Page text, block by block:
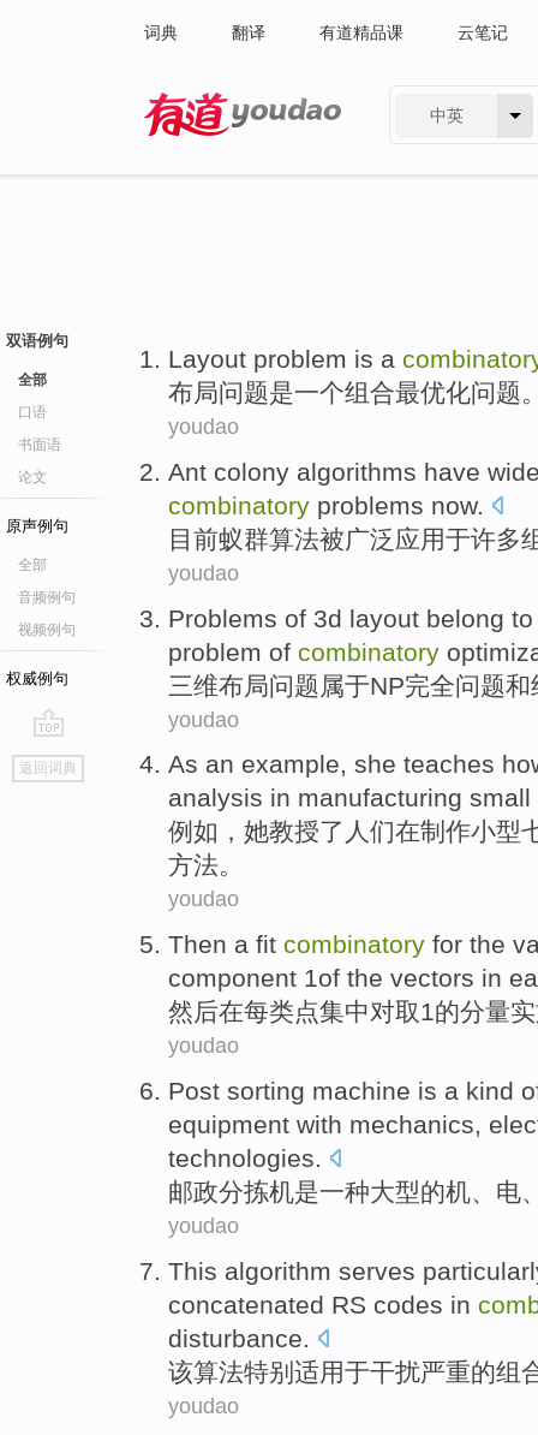
词典 翻译 有道精品课 云笔记
中英
双语例句
全部
口语
书面语
论文
原声例句
全部
音频例句
视频例句
权威例句
go
top
返回词典
Layout problem is a
布局问题是一个组合最优化问题
youdao
Ant colony algorithms have
combinatory problems now.
目前蚁群算法被广泛应用于许多
youdao
Problems of 3d layout belong to
problem of combinatory
三维布局问题 属于NP完全问题和
youdao
As an example, she teaches
analysis in manufacturing small
例如 ， 她教授了人们在制作小型
方法。
youdao
Then a fit combinatory for the
component 1of the vectors in
然后在每类点集中对取1的分量
youdao
Post sorting machine is a kind
equipment with mechanics,
technologies.
邮政分拣机是一种大型的机、 电
youdao
This algorithm serves
concatenated RS codes in
disturbance.
该算法特别 适用于干扰严重的组
youdao